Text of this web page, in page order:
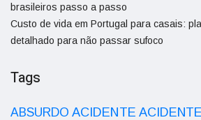
brasileiros passo a passo
Custo de vida em Portugal para casais:
detalhado para não passar sufoco
Tags
ABSURDO ACIDENTE